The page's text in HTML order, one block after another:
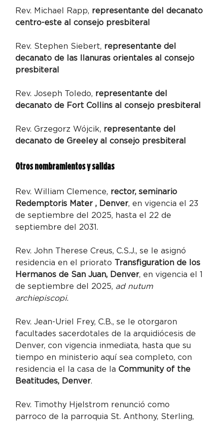
Rev. Michael Rapp, representante del decanato
centro-este al consejo presbiteral
Rev. Stephen Siebert, representante del
decanato de las llanuras orientales al consejo
presbiteral
Rev. Joseph Toledo, representante del
decanato de Fort Collins al consejo presbiteral
Rev. Grzegorz Wójcik, representante del
decanato de Greeley al consejo presbiteral
Otros nombramientos y salidas
Rev. William Clemence, rector, seminario
Redemptoris Mater , Denver, en vigencia el 23
de septiembre del 2025, hasta el 22 de
septiembre del 2031.
Rev. John Therese Creus, C.S.J., se le asignó
residencia en el priorato Transfiguration de los
Hermanos de San Juan, Denver, en vigencia el 1
de septiembre del 2025, ad nutum
archiepiscopi.
Rev. Jean-Uriel Frey, C.B., se le otorgaron
facultades sacerdotales de la arquidiócesis de
Denver, con vigencia inmediata, hasta que su
tiempo en ministerio aquí sea completo, con
residencia el la casa de la Community of the
Beatitudes, Denver.
Rev. Timothy Hjelstrom renunció como
parroco de la parroquia St. Anthony, Sterling,